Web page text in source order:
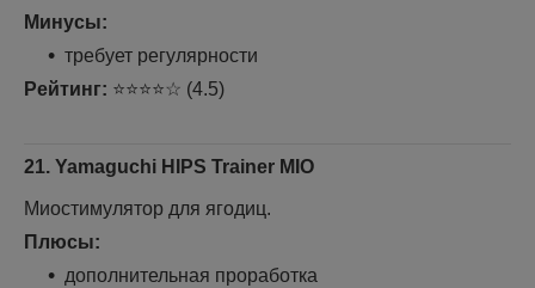
Минусы:
требует регулярности
Рейтинг: ⭐⭐⭐⭐☆ (4.5)
21. Yamaguchi HIPS Trainer MIO
Миостимулятор для ягодиц.
Плюсы:
дополнительная проработка